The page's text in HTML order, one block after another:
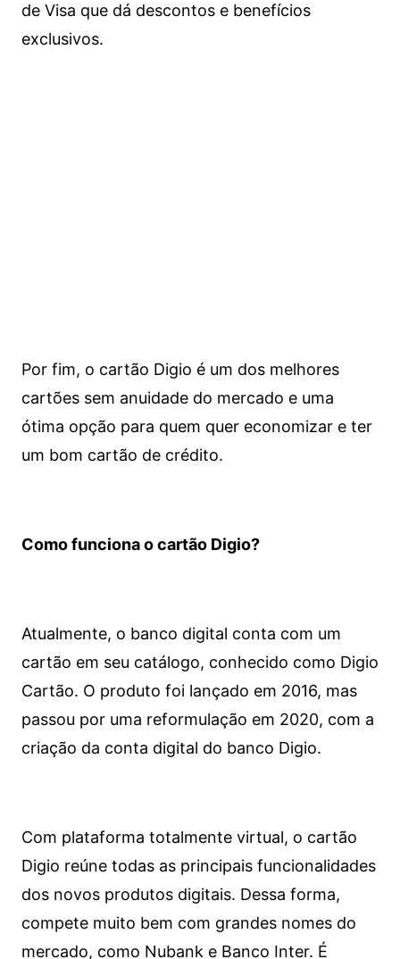
de Visa que dá descontos e benefícios
exclusivos.
Por fim, o cartão Digio é um dos melhores
cartões sem anuidade do mercado e uma
ótima opção para quem quer economizar e ter
um bom cartão de crédito.
Como funciona o cartão Digio?
Atualmente, o banco digital conta com um
cartão em seu catálogo, conhecido como Digio
Cartão. O produto foi lançado em 2016, mas
passou por uma reformulação em 2020, com a
criação da conta digital do banco Digio.
Com plataforma totalmente virtual, o cartão
Digio reúne todas as principais funcionalidades
dos novos produtos digitais. Dessa forma,
compete muito bem com grandes nomes do
mercado, como Nubank e Banco Inter. É